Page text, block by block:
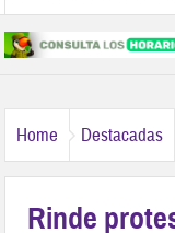
Palmas Avanza
Home Destacadas
Rinde